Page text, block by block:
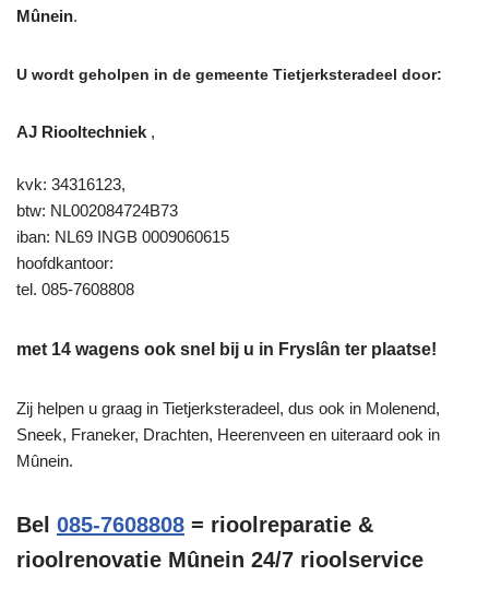
Mûnein.
U wordt geholpen in de gemeente Tietjerksteradeel door:
AJ Riooltechniek ,
kvk: 34316123,
btw: NL002084724B73
iban: NL69 INGB 0009060615
hoofdkantoor:
tel. 085-7608808
met 14 wagens ook snel bij u in Fryslân ter plaatse!
Zij helpen u graag in Tietjerksteradeel, dus ook in Molenend,
Sneek, Franeker, Drachten, Heerenveen en uiteraard ook in
Mûnein.
Bel 085-7608808 = rioolreparatie &
rioolrenovatie Mûnein 24/7 rioolservice